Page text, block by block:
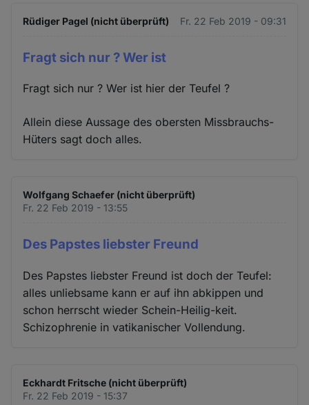
Rüdiger Pagel (nicht überprüft) Fr. 22 Feb 2019 - 09:31
Fragt sich nur ? Wer ist
Fragt sich nur ? Wer ist hier der Teufel ?
Allein diese Aussage des obersten Missbrauchs-
Hüters sagt doch alles.
Wolfgang Schaefer (nicht überprüft)
Fr. 22 Feb 2019 - 13:55
Des Papstes liebster Freund
Des Papstes liebster Freund ist doch der Teufel:
alles unliebsame kann er auf ihn abkippen und
schon herrscht wieder Schein-Heilig-keit.
Schizophrenie in vatikanischer Vollendung.
Eckhardt Fritsche (nicht überprüft)
Fr. 22 Feb 2019 - 15:37